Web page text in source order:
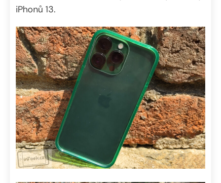
iPhonů 13.